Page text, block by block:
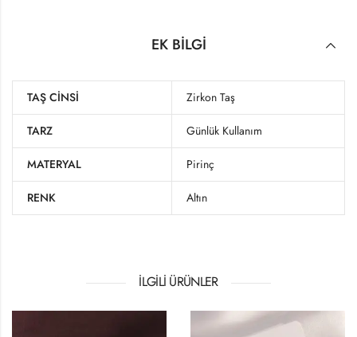
EK BILGI
TAŞ CINSI Zirkon Taş
TARZ Günlük Kullanım
MATERYAL Pirinç
RENK Altın
İLGILI ÜRÜNLER